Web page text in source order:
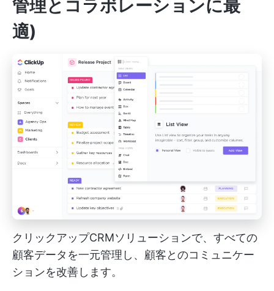
管理とコラボレーションに最
適)
クリックアップCRMソリューションで、すべての
顧客データを一元管理し、顧客とのコミュニケー
ションを改善します。